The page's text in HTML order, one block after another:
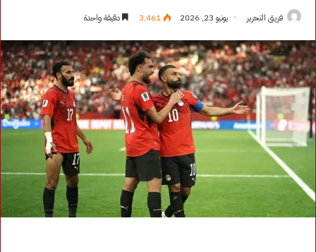
فريق التحرير يونيو 23, 2026 3٬461 دقيقة واحدة